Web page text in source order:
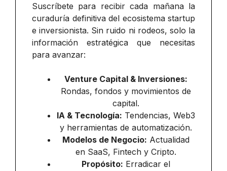
Suscríbete para recibir cada mañana la
curaduría definitiva del ecosistema startup
e inversionista. Sin ruido ni rodeos, solo la
información estratégica que necesitas
para avanzar:
Venture Capital & Inversiones:
Rondas, fondos y movimientos de
capital.
IA & Tecnología: Tendencias, Web3
y herramientas de automatización.
Modelos de Negocio: Actualidad
en SaaS, Fintech y Cripto.
Propósito: Erradicar el